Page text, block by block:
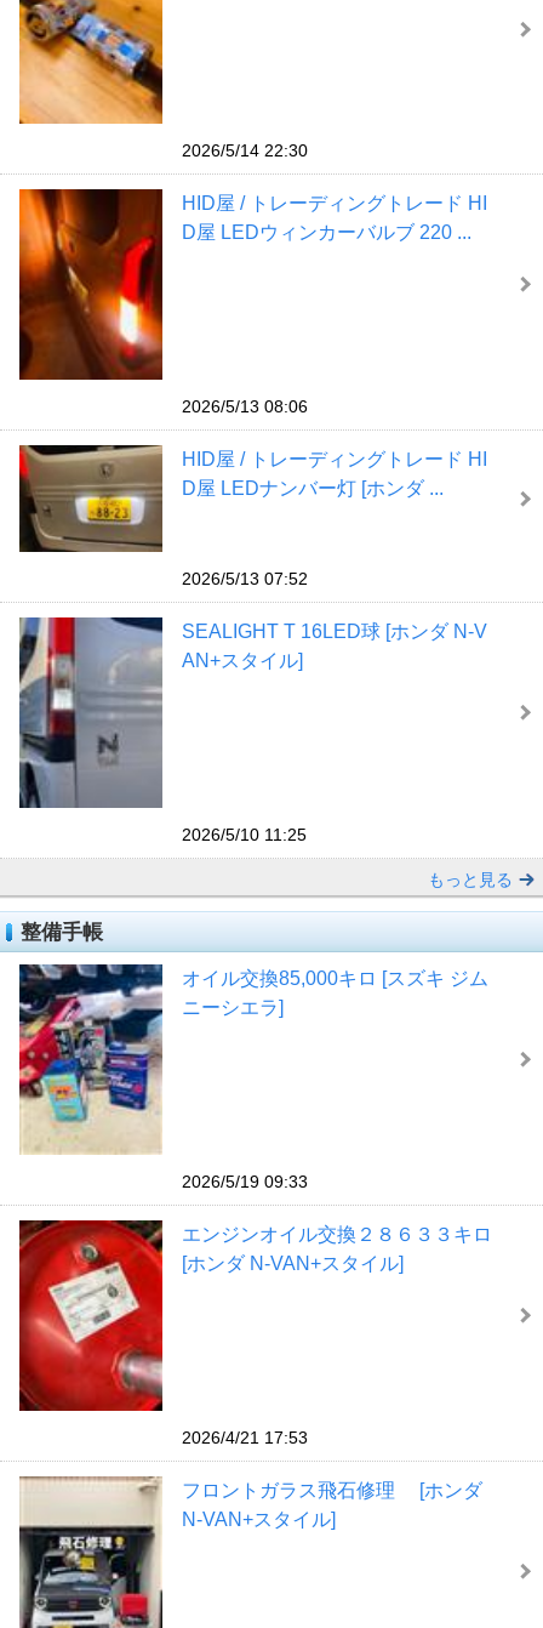
2026/5/14 22:30
HID屋 / トレーディングトレード HI
D屋 LEDウィンカーバルブ 220 ...
2026/5/13 08:06
HID屋 / トレーディングトレード HI
D屋 LEDナンバー灯 [ホンダ ...
2026/5/13 07:52
SEALIGHT T 16LED球 [ホンダ N-V
AN+スタイル]
2026/5/10 11:25
もっと見る
整備手帳
オイル交換85,000キロ [スズキ ジム
ニーシエラ]
2026/5/19 09:33
エンジンオイル交換２８６３３キロ
[ホンダ N-VAN+スタイル]
2026/4/21 17:53
フロントガラス飛石修理 [ホンダ
N-VAN+スタイル]